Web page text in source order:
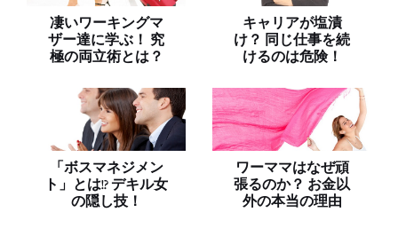
凄いワーキングマ
ザー達に学ぶ！ 究
極の両立術とは？
キャリアが塩漬
け？ 同じ仕事を続
けるのは危険！
「ボスマネジメン
ト」とは!? デキル女
の隠し技！
ワーママはなぜ頑
張るのか？ お金以
外の本当の理由